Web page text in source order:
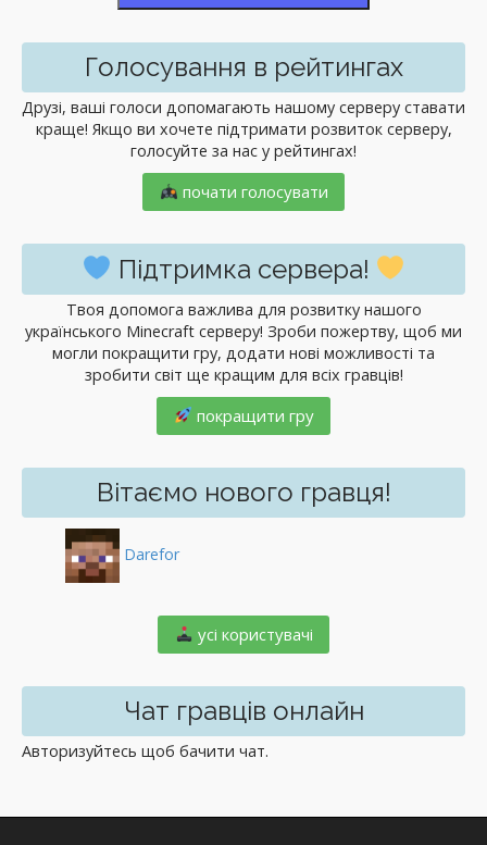
Голосування в рейтингах
Друзі, ваші голоси допомагають нашому серверу ставати
краще! Якщо ви хочете підтримати розвиток серверу,
голосуйте за нас у рейтингах!
почати голосувати
Підтримка сервера!
Твоя допомога важлива для розвитку нашого
українського Minecraft серверу! Зроби пожертву, щоб ми
могли покращити гру, додати нові можливості та
зробити світ ще кращим для всіх гравців!
покращити гру
Вітаємо нового гравця!
Darefor
️ усі користувачі
Чат гравців онлайн
Авторизуйтесь щоб бачити чат.